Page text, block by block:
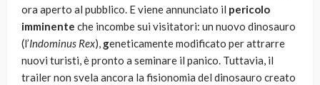
ora aperto al pubblico. E viene annunciato il pericolo
imminente che incombe sui visitatori: un nuovo dinosauro
(l’Indominus Rex), geneticamente modificato per attrarre
nuovi turisti, è pronto a seminare il panico. Tuttavia, il
trailer non svela ancora la fisionomia del dinosauro creato